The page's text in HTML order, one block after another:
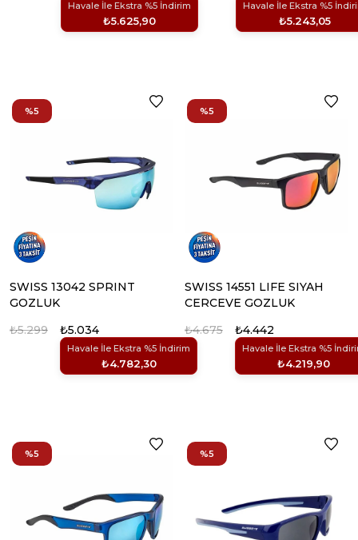
Havale İle Ekstra %5 İndirim
₺5.625,90
Havale İle Ekstra %5
₺5.243,05
SWISS 13042 SPRINT
GOZLUK
₺5.034
Havale İle Ekstra %5 İndirim
₺4.782,30
₺5.299
%5
SWISS 14551 LIFE SIYAH
CERCEVE GOZLUK
₺4.442
Havale İle Ekstra %5
₺4.219,90
₺4.675
%5
%5 %5